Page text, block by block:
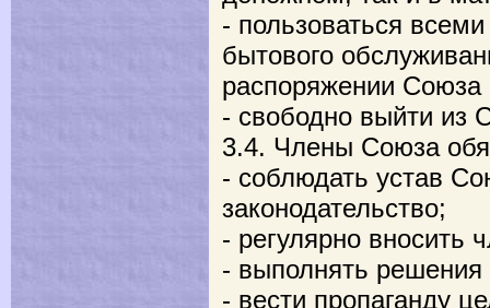
- пользоваться
бытового
распоряжении
- свободно выйти из
3.4. Члены Союза
- соблюдать устав
законодательство;
- регулярно вносить
- выполнять
- вести пропаганду